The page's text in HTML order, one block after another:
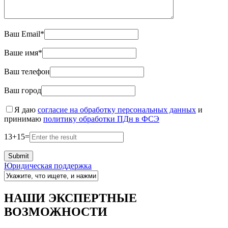
Ваш Email*
Ваше имя*
Ваш телефон
Ваш город
Я даю согласие на обработку персональных данных и
принимаю политику обработки ПДн в ФСЭ
13+15=
Юридическая поддержка
НАШИ ЭКСПЕРТНЫЕ
ВОЗМОЖНОСТИ